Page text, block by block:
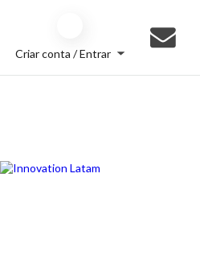
Criar conta / Entrar